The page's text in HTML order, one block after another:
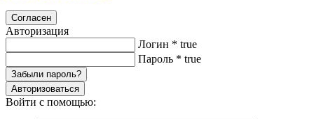
Согласен
Авторизация
Логин * true
Пароль * true
Забыли пароль?
Авторизоваться
Войти с помощью: